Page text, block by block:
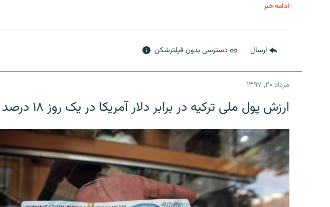
ادامه خبر
ارسال دسترسی بدون فیلترشکن
مرداد ۲۰, ۱۳۹۷
ارزش پول ملی ترکیه در برابر دلار آمریکا در یک روز ۱۸ درصد سقوط کرد